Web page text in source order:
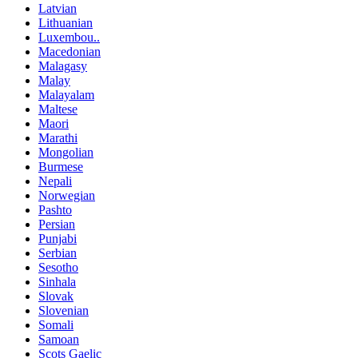
Latvian
Lithuanian
Luxembou..
Macedonian
Malagasy
Malay
Malayalam
Maltese
Maori
Marathi
Mongolian
Burmese
Nepali
Norwegian
Pashto
Persian
Punjabi
Serbian
Sesotho
Sinhala
Slovak
Slovenian
Somali
Samoan
Scots Gaelic